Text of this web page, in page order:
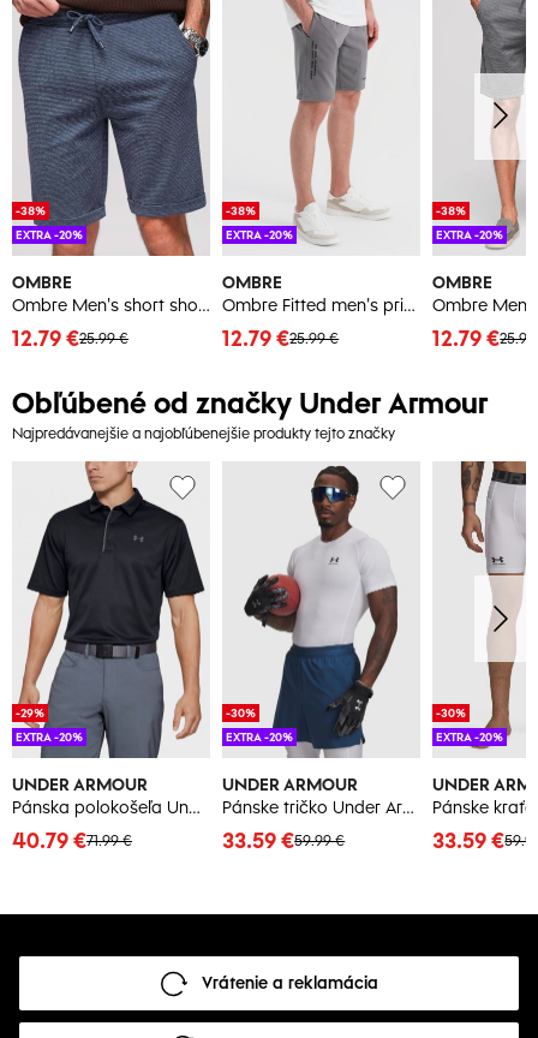
OMBRE
Ombre Men's short shorts with structured knit elastic band - navy blue
25.99 €
12.79 €
-38%
EXTRA -20%
OMBRE
Ombre Fitted men's printed short sweat shorts - grey
25.99 €
12.79 €
-38%
EXTRA -20%
OMBRE
12.79 €
-38%
EXTRA -20%
Obľúbené od značky Under Armour
Najpredávanejšie a najobľúbenejšie produkty tejto značky
UNDER ARMOUR
Pánska polokošeľa Under Armour
71.99 €
40.79 €
-29%
EXTRA -20%
UNDER ARMOUR
Pánske tričko Under Armour
59.99 €
33.59 €
-30%
EXTRA -20%
UNDER
33.59 €
-30%
EXTRA -20%
Vrátenie a reklamácia